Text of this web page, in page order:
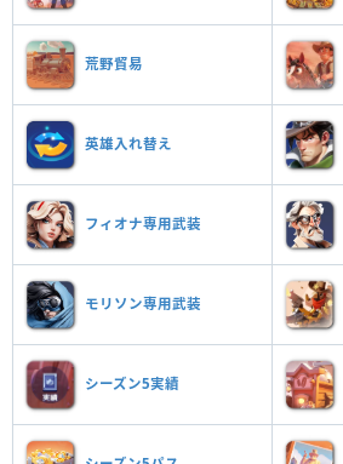
荒野貿易
英雄入れ替え
フィオナ専用武装
モリソン専用武装
シーズン5実績